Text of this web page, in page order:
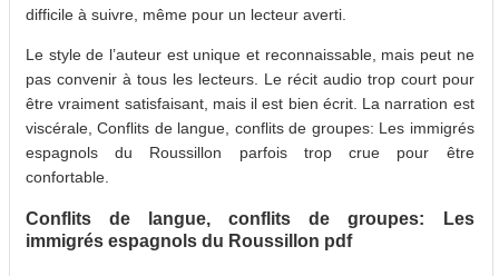
difficile à suivre, même pour un lecteur averti.
Le style de l’auteur est unique et reconnaissable, mais peut ne
pas convenir à tous les lecteurs. Le récit audio trop court pour
être vraiment satisfaisant, mais il est bien écrit. La narration est
viscérale, Conflits de langue, conflits de groupes: Les immigrés
espagnols du Roussillon parfois trop crue pour être
confortable.
Conflits de langue, conflits de groupes: Les
immigrés espagnols du Roussillon pdf